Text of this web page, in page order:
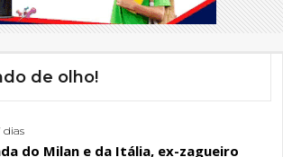
de olho!
dias
do Milan e da Itália, ex-zagueiro